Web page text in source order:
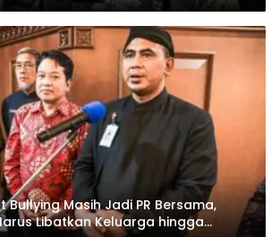
Bullying Masih Jadi PR Bersama,
Libatkan Keluarga hingga